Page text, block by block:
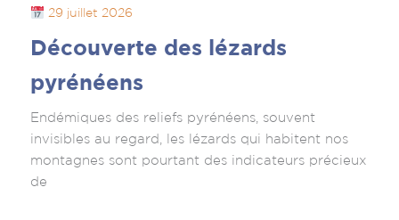
29 juillet 2026
Découverte des lézards
pyrénéens
Endémiques des reliefs pyrénéens, souvent
invisibles au regard, les lézards qui habitent nos
montagnes sont pourtant des indicateurs précieux
de